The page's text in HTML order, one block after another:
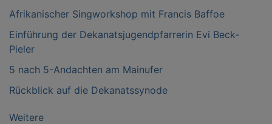
Afrikanischer Singworkshop mit Francis Baffoe
Einführung der Dekanatsjugendpfarrerin Evi Beck-
Pieler
5 nach 5-Andachten am Mainufer
Rückblick auf die Dekanatssynode
Weitere